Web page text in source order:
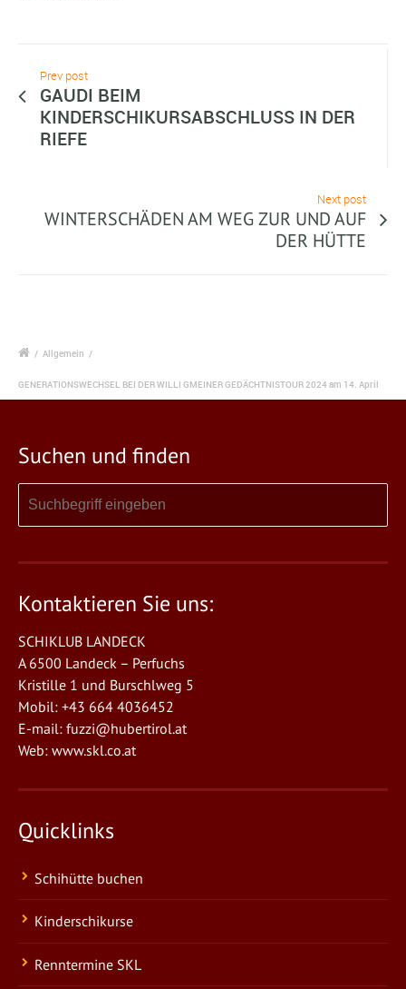
Prev post
GAUDI BEIM
KINDERSCHIKURSABSCHLUSS IN DER
RIEFE
Next post
WINTERSCHÄDEN AM WEG ZUR UND AUF
DER HÜTTE
/ Allgemein /
GENERATIONSWECHSEL BEI DER WILLI GMEINER GEDÄCHTNISTOUR 2024 am 14. April
Suchen und finden
Kontaktieren Sie uns:
SCHIKLUB LANDECK
A 6500 Landeck – Perfuchs
Kristille 1 und Burschlweg 5
Mobil: +43 664 4036452
E-mail: fuzzi@hubertirol.at
Web: www.skl.co.at
Quicklinks
Schihütte buchen
Kinderschikurse
Renntermine SKL